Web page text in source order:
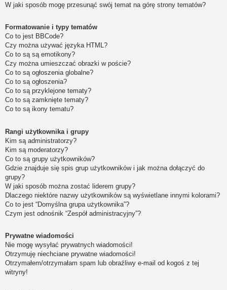
W jaki sposób mogę przesunąć swój temat na górę strony tematów?
Formatowanie i typy tematów
Co to jest BBCode?
Czy można używać języka HTML?
Co to są są emotikony?
Czy można umieszczać obrazki w poście?
Co to są ogłoszenia globalne?
Co to są ogłoszenia?
Co to są przyklejone tematy?
Co to są zamknięte tematy?
Co to są ikony tematu?
Rangi użytkownika i grupy
Kim są administratorzy?
Kim są moderatorzy?
Co to są grupy użytkowników?
Gdzie znajduje się spis grup użytkowników i jak można dołączyć do
grupy?
W jaki sposób można zostać liderem grupy?
Dlaczego niektóre nazwy użytkowników są wyświetlane innymi kolorami?
Co to jest “Domyślna grupa użytkownika”?
Czym jest odnośnik “Zespół administracyjny”?
Prywatne wiadomości
Nie mogę wysyłać prywatnych wiadomości!
Otrzymuję niechciane prywatne wiadomości!
Otrzymałem/otrzymałam spam lub obraźliwy e-mail od kogoś z tej
witryny!